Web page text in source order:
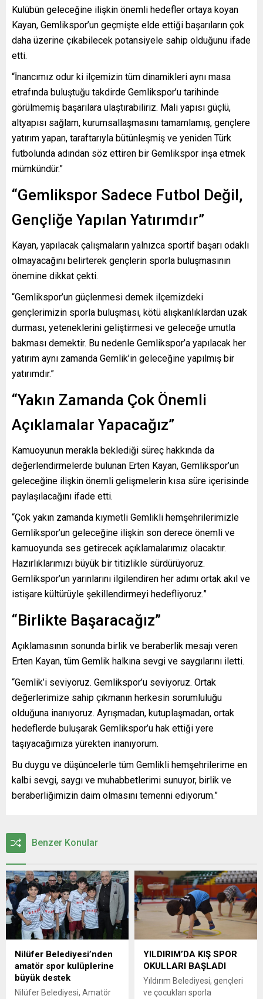
Kulübün geleceğine ilişkin önemli hedefler ortaya koyan
Kayan, Gemlikspor’un geçmişte elde ettiği başarıların çok
daha üzerine çıkabilecek potansiyele sahip olduğunu ifade
etti.
“İnancımız odur ki ilçemizin tüm dinamikleri aynı masa
etrafında buluştuğu takdirde Gemlikspor’u tarihinde
görülmemiş başarılara ulaştırabiliriz. Mali yapısı güçlü,
altyapısı sağlam, kurumsallaşmasını tamamlamış, gençlere
yatırım yapan, taraftarıyla bütünleşmiş ve yeniden Türk
futbolunda adından söz ettiren bir Gemlikspor inşa etmek
mümkündür.”
“Gemlikspor Sadece Futbol Değil,
Gençliğe Yapılan Yatırımdır”
Kayan, yapılacak çalışmaların yalnızca sportif başarı odaklı
olmayacağını belirterek gençlerin sporla buluşmasının
önemine dikkat çekti.
“Gemlikspor’un güçlenmesi demek ilçemizdeki
gençlerimizin sporla buluşması, kötü alışkanlıklardan uzak
durması, yeteneklerini geliştirmesi ve geleceğe umutla
bakması demektir. Bu nedenle Gemlikspor’a yapılacak her
yatırım aynı zamanda Gemlik’in geleceğine yapılmış bir
yatırımdır.”
“Yakın Zamanda Çok Önemli
Açıklamalar Yapacağız”
Kamuoyunun merakla beklediği süreç hakkında da
değerlendirmelerde bulunan Erten Kayan, Gemlikspor’un
geleceğine ilişkin önemli gelişmelerin kısa süre içerisinde
paylaşılacağını ifade etti.
“Çok yakın zamanda kıymetli Gemlikli hemşehrilerimizle
Gemlikspor’un geleceğine ilişkin son derece önemli ve
kamuoyunda ses getirecek açıklamalarımız olacaktır.
Hazırlıklarımızı büyük bir titizlikle sürdürüyoruz.
Gemlikspor’un yarınlarını ilgilendiren her adımı ortak akıl ve
istişare kültürüyle şekillendirmeyi hedefliyoruz.”
“Birlikte Başaracağız”
Açıklamasının sonunda birlik ve beraberlik mesajı veren
Erten Kayan, tüm Gemlik halkına sevgi ve saygılarını iletti.
“Gemlik’i seviyoruz. Gemlikspor’u seviyoruz. Ortak
değerlerimize sahip çıkmanın herkesin sorumluluğu
olduğuna inanıyoruz. Ayrışmadan, kutuplaşmadan, ortak
hedeflerde buluşarak Gemlikspor’u hak ettiği yere
taşıyacağımıza yürekten inanıyorum.
Bu duygu ve düşüncelerle tüm Gemlikli hemşehrilerime en
kalbi sevgi, saygı ve muhabbetlerimi sunuyor, birlik ve
beraberliğimizin daim olmasını temenni ediyorum.”
Benzer Konular
Nilüfer Belediyesi’nden
amatör spor kulüplerine
büyük destek
Nilüfer Belediyesi, Amatör
YILDIRIM’DA KIŞ SPOR
OKULLARI BAŞLADI
Yıldırım Belediyesi, gençleri
ve çocukları sporla